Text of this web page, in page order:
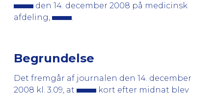
den 14. december 2008 på medicinsk
afdeling,
Begrundelse
Det fremgår af journalen den 14. december
2008 kl. 3.09, at
kort efter midnat blev